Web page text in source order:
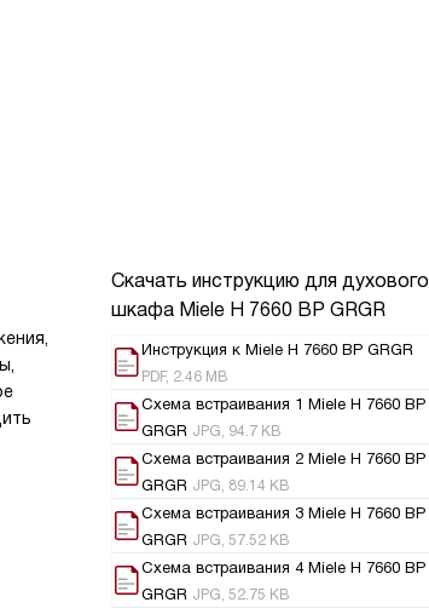
Скачать инструкцию для духового
шкафа Miele H 7660 BP GRGR
Инструкция к Miele H 7660 BP GRGR
PDF, 2.46 MB
Схема встраивания 1 Miele H 7660 BP
GRGR JPG, 94.7 KB
Схема встраивания 2 Miele H 7660 BP
GRGR JPG, 89.14 KB
Схема встраивания 3 Miele H 7660 BP
GRGR JPG, 57.52 KB
Схема встраивания 4 Miele H 7660 BP
GRGR JPG, 52.75 KB